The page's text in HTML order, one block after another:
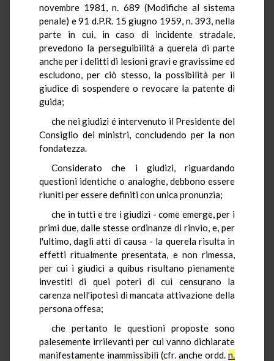
novembre 1981, n. 689 (Modifiche al sistema
penale) e 91 d.P.R. 15 giugno 1959, n. 393, nella
parte in cui, in caso di incidente stradale,
prevedono la perseguibilità a querela di parte
anche per i delitti di lesioni gravi e gravissime ed
escludono, per ciò stesso, la possibilità per il
giudice di sospendere o revocare la patente di
guida;
che nei giudizi é intervenuto il Presidente del
Consiglio dei ministri, concludendo per la non
fondatezza.
Considerato che i giudizi, riguardando
questioni identiche o analoghe, debbono essere
riuniti per essere definiti con unica pronunzia;
che in tutti e tre i giudizi - come emerge, per i
primi due, dalle stesse ordinanze di rinvio, e, per
l'ultimo, dagli atti di causa - la querela risulta in
effetti ritualmente presentata, e non rimessa,
per cui i giudici a quibus risultano pienamente
investiti di quei poteri di cui censurano la
carenza nell'ipotesi di mancata attivazione della
persona offesa;
che pertanto le questioni proposte sono
palesemente irrilevanti per cui vanno dichiarate
manifestamente inammissibili (cfr. anche ordd. n.